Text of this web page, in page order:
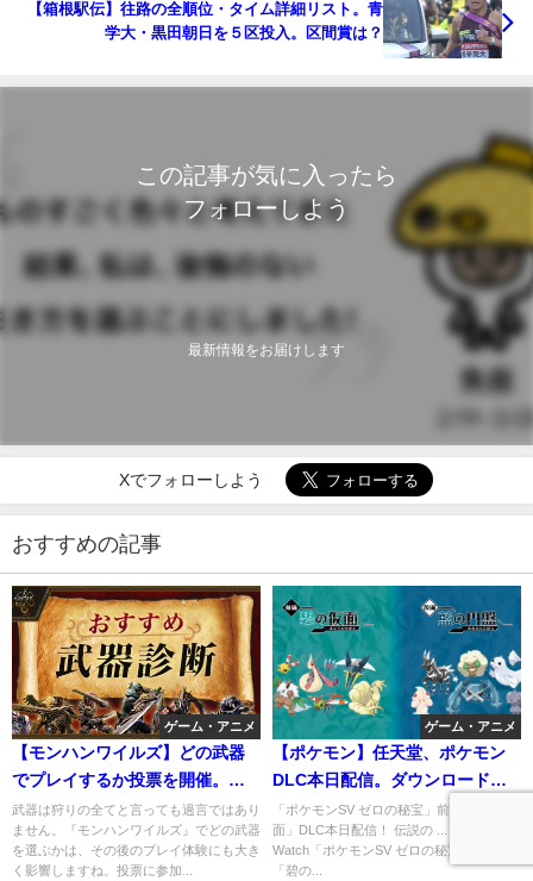
【箱根駅伝】往路の全順位・タイム詳細リスト。青
学大・黒田朝日を５区投入。区間賞は？
この記事が気に入ったら
フォローしよう
最新情報をお届けします
Xでフォローしよう
おすすめの記事
ゲーム・アニメ
【モンハンワイルズ】どの武器
でプレイするか投票を開催。過
去作で使い慣れた武器？ 新しい
武器に挑戦？3/4、あなたが手に
取るのは…!?
武器は狩りの全てと言っても過言ではあり
ません。『モンハンワイルズ』でどの武器
を選ぶかは、その後のプレイ体験にも大き
く影響しますね。投票に参加...
ゲーム・アニメ
【ポケモン】任天堂、ポケモン
DLC本日配信。ダウンロード前
の事前準備でオーガポンゲット
だぜ！
「ポケモンSV ゼロの秘宝」前編「碧の仮
面」DLC本日配信！ 伝説の ... - GAME
Watch「ポケモンSV ゼロの秘宝」前編
「碧の...